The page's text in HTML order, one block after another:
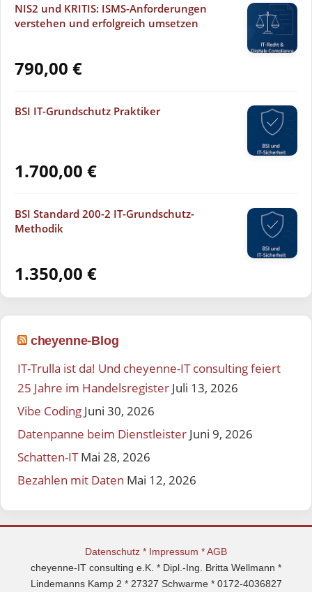
NIS2 und KRITIS: ISMS-Anforderungen
verstehen und erfolgreich umsetzen
790,00 €
BSI IT-Grundschutz Praktiker
1.700,00 €
BSI Standard 200-2 IT-Grundschutz-
Methodik
1.350,00 €
cheyenne-Blog
IT-Trulla ist da! Und cheyenne-IT consulting feiert
25 Jahre im Handelsregister Juli 13, 2026
Vibe Coding Juni 30, 2026
Datenpanne beim Dienstleister Juni 9, 2026
Schatten-IT Mai 28, 2026
Bezahlen mit Daten Mai 12, 2026
Datenschutz * Impressum *AGB
cheyenne-IT consulting e.K. * Dipl.-Ing. Britta Wellmann *
Lindemanns Kamp 2 * 27327 Schwarme * 0172-4036827